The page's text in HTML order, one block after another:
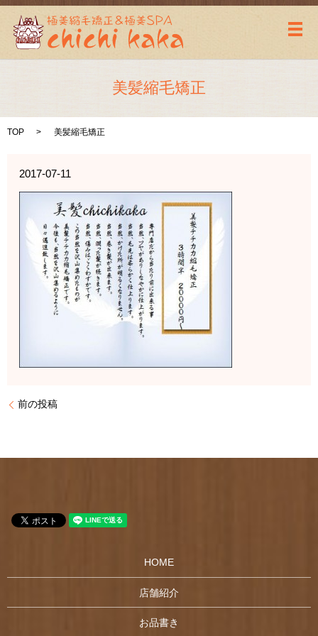
メ
美髪縮毛矯正
TOP 美髪縮毛矯正
2017-07-11
前の投稿
HOME
店舗紹介
お品書き